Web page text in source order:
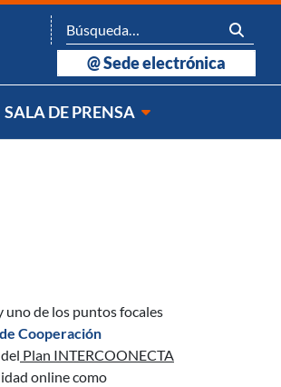
@Sede electrónica
SALA DE PRENSA
uno de los puntos focales
Cooperación
Plan INTERCOONECTA
online como